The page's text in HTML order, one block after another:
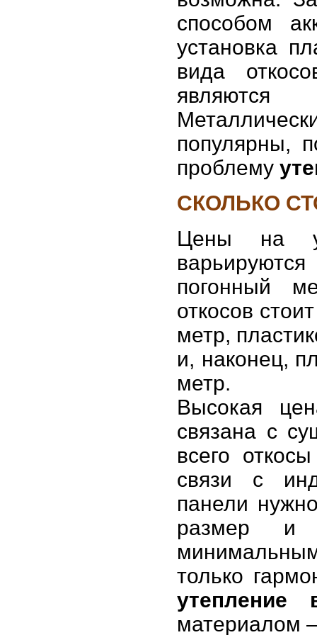
способом
установка
вида
являются
популярны,
проблему
СКОЛЬКО
Цены на
погонный
откосов
метр,
и, наконец,
метр.
Высокая
связана с
всего
связи с
панели
размер и
только
утепление
материалом